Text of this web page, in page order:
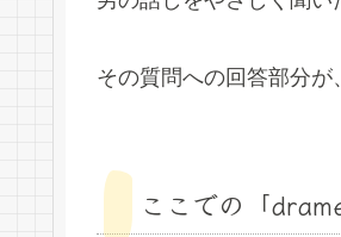
その質問への回答部分が
ここでの「